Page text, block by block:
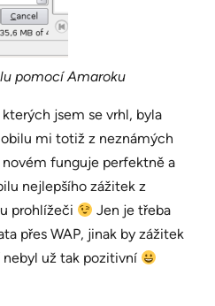
pomocí Amaroku
jsem se vrhl, byla
mi totiž z neznámých
funguje perfektně a
nejlepšího zážitek z
prohlížeči
Jen je třeba
přes WAP, jinak by zážitek
už tak pozitivní